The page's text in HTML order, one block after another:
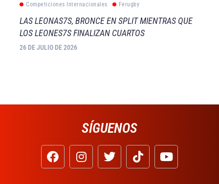
Competiciones Internacionales Ferugby
LAS LEONAS7S, BRONCE EN SPLIT MIENTRAS QUE
LOS LEONES7S FINALIZAN CUARTOS
26 DE JULIO DE 2026
SÍGUENOS